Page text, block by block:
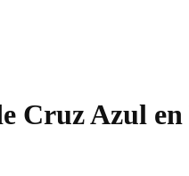
Cruz Azul